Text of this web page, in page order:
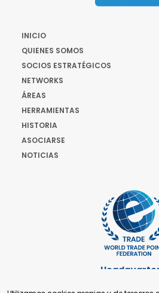
INICIO
QUIENES SOMOS
SOCIOS ESTRATÉGICOS
NETWORKS
ÁREAS
HERRAMIENTAS
HISTORIA
ASOCIARSE
NOTICIAS